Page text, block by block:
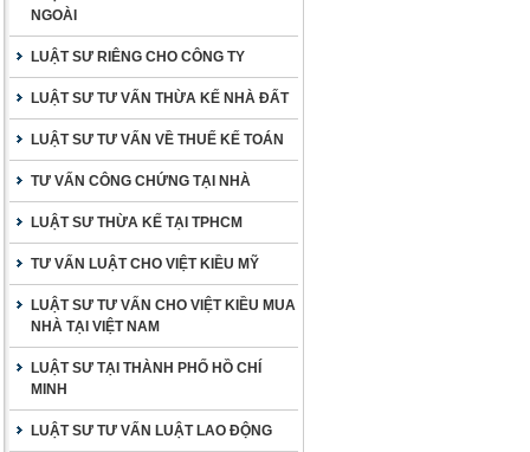
NGOÀI
LUẬT SƯ RIÊNG CHO CÔNG TY
LUẬT SƯ TƯ VẤN THỪA KẾ NHÀ ĐẤT
LUẬT SƯ TƯ VẤN VỀ THUẾ KẾ TOÁN
TƯ VẤN CÔNG CHỨNG TẠI NHÀ
LUẬT SƯ THỪA KẾ TẠI TPHCM
TƯ VẤN LUẬT CHO VIỆT KIỀU MỸ
LUẬT SƯ TƯ VẤN CHO VIỆT KIỀU MUA
NHÀ TẠI VIỆT NAM
LUẬT SƯ TẠI THÀNH PHỐ HỒ CHÍ
MINH
LUẬT SƯ TƯ VẤN LUẬT LAO ĐỘNG